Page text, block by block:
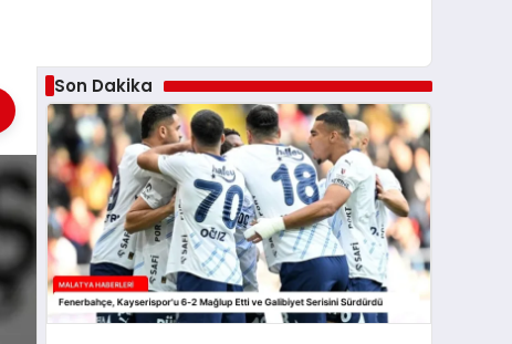
Son Dakika